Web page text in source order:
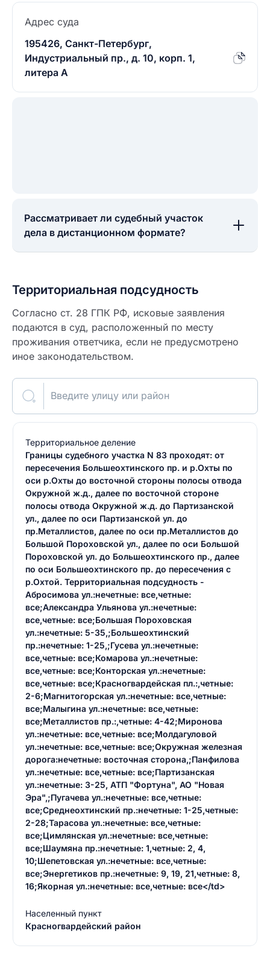
Адрес суда
195426, Санкт-Петербург,
Индустриальный пр., д. 10, корп. 1,
литера А
Рассматривает ли судебный участок
дела в дистанционном формате?
Территориальная подсудность
Согласно ст. 28 ГПК РФ, исковые заявления
подаются в суд, расположенный по месту
проживания ответчика, если не предусмотрено
иное законодательством.
Введите улицу или район
Территориальное деление
Границы судебного участка N 83 проходят: от
пересечения Большеохтинского пр. и р.Охты по
оси р.Охты до восточной стороны полосы отвода
Окружной ж.д., далее по восточной стороне
полосы отвода Окружной ж.д. до Партизанской
ул., далее по оси Партизанской ул. до
пр.Металлистов, далее по оси пр.Металлистов до
Большой Пороховской ул., далее по оси Большой
Пороховской ул. до Большеохтинского пр., далее
по оси Большеохтинского пр. до пересечения с
р.Охтой. Территориальная подсудность -
Абросимова ул.:нечетные: все,четные:
все;Александра Ульянова ул.:нечетные:
все,четные: все;Большая Пороховская
ул.:нечетные: 5-35,;Большеохтинский
пр.:нечетные: 1-25,;Гусева ул.:нечетные:
все,четные: все;Комарова ул.:нечетные:
все,четные: все;Конторская ул.:нечетные:
все,четные: все;Красногвардейская пл.:,четные:
2-6;Магнитогорская ул.:нечетные: все,четные:
все;Малыгина ул.:нечетные: все,четные:
все;Металлистов пр.:,четные: 4-42;Миронова
ул.:нечетные: все,четные: все;Молдагуловой
ул.:нечетные: все,четные: все;Окружная железная
дорога:нечетные: восточная сторона,;Панфилова
ул.:нечетные: все,четные: все;Партизанская
ул.:нечетные: 3-25, АТП "Фортуна", АО "Новая
Эра",;Пугачева ул.:нечетные: все,четные:
все;Среднеохтинский пр.:нечетные: 1-25,четные:
2-28;Тарасова ул.:нечетные: все,четные:
все;Цимлянская ул.:нечетные: все,четные:
все;Шаумяна пр.:нечетные: 1,четные: 2, 4,
10;Шепетовская ул.:нечетные: все,четные:
все;Энергетиков пр.:нечетные: 9, 19, 21,четные: 8,
16;Якорная ул.:нечетные: все,четные: все</td>
Населенный пункт
Красногвардейский район